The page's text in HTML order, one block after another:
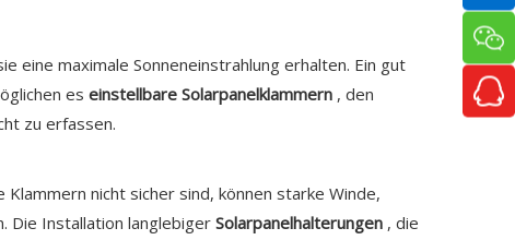
eine maximale Sonneneinstrahlung erhalten. Ein gut
es einstellbare Solarpanelklammern , den
zu erfassen.
nicht sicher sind, können starke Winde,
Die Installation langlebiger Solarpanelhalterungen , die